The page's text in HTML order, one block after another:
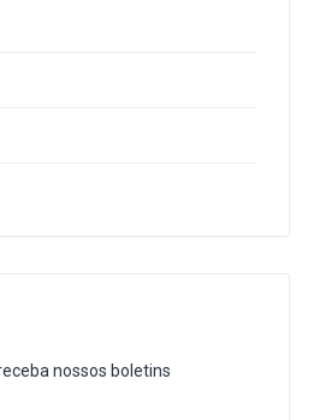
nossos boletins